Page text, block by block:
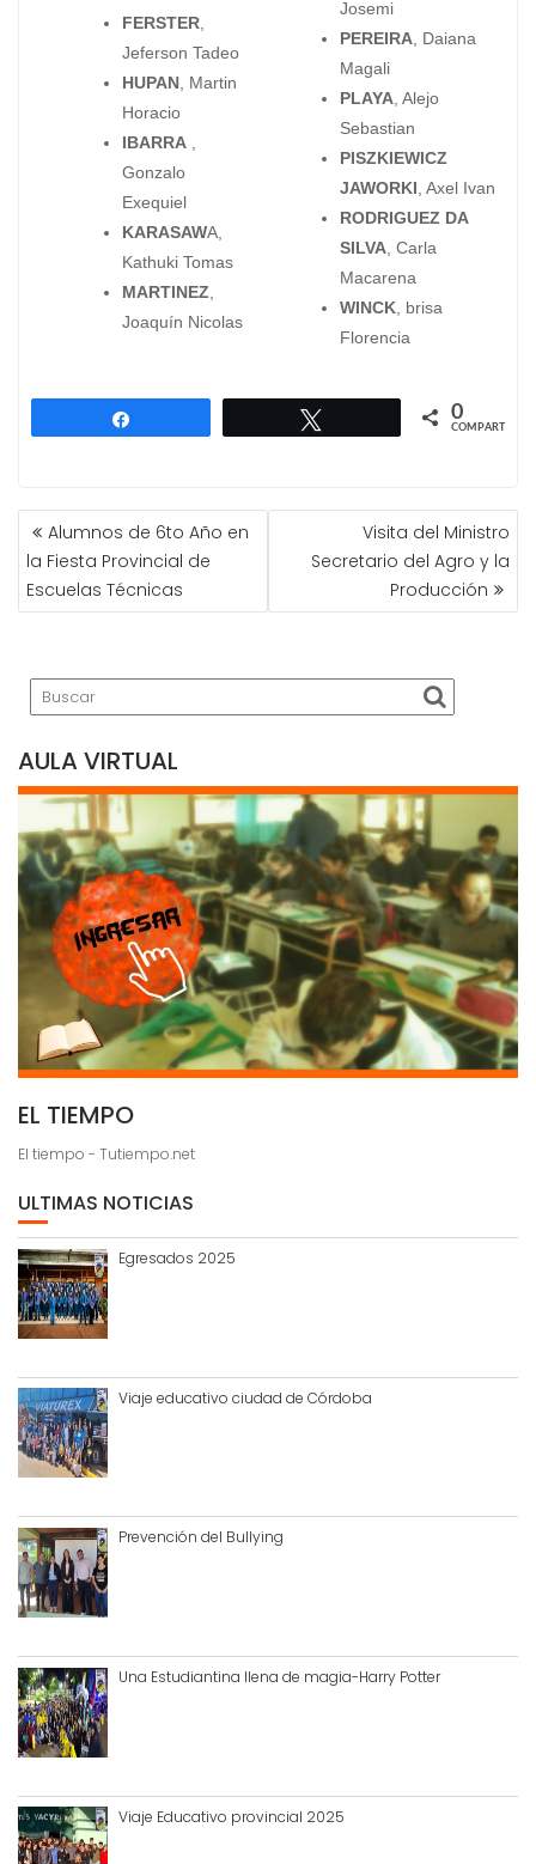
FERSTER
Jeferson Tadeo
HUPAN , Martin
Horacio
IBARRA
Gonzalo
Exequiel
KARASAWA,
Kathuki Tomas
MARTINEZ
Joaquín Nicolas
Josemi
PEREIRA , Daiana
Magali
PLAYA , Alejo
Sebastian
PISZKIEWICZ
JAWORKI , Axel Ivan
RODRIGUEZ DA
SILVA , Carla
Macarena
WINCK , brisa
Florencia
0
COMPARTIR
NAVEGACIÓN
DE
ENTRADAS
Alumnos de 6to Año en
la Fiesta Provincial de
Escuelas Técnicas
Visita del Ministro
Secretario del Agro y la
Producción
AULA VIRTUAL
EL TIEMPO
El tiempo - Tutiempo.net
ULTIMAS NOTICIAS
Egresados 2025
Viaje educativo ciudad de Córdoba
Prevención del Bullying
Una Estudiantina llena de magia-Harry Potter
Viaje Educativo provincial 2025